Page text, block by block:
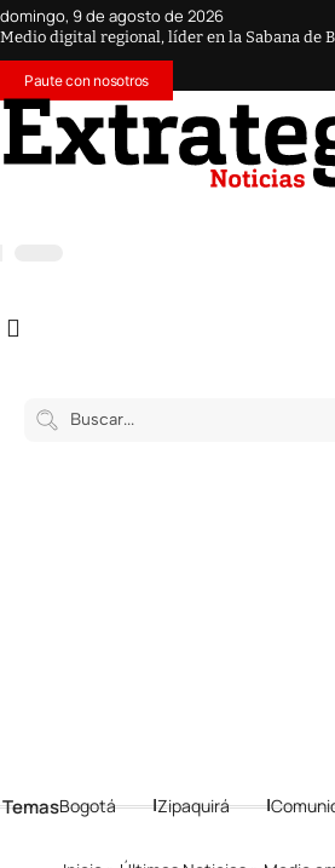
domingo, 9 de agosto de 2026
Medio digital regional, líder en la Sabana de
Paute con nosotros
Bogotá Zipaquirá